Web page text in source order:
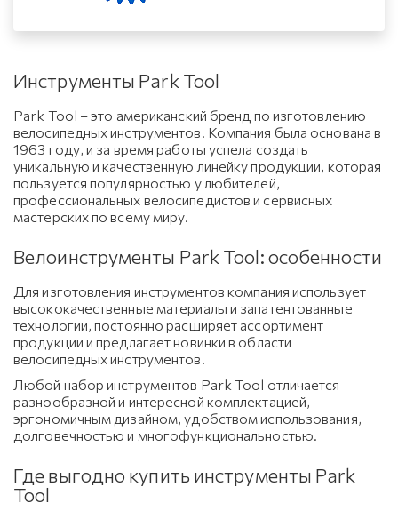
Инструменты Park Tool
Park Tool – это американский бренд по изготовлению
велосипедных инструментов. Компания была основана в
1963 году, и за время работы успела создать
уникальную и качественную линейку продукции, которая
пользуется популярностью у любителей,
профессиональных велосипедистов и сервисных
мастерских по всему миру.
Велоинструменты Park Tool: особенности
Для изготовления инструментов компания использует
высококачественные материалы и запатентованные
технологии, постоянно расширяет ассортимент
продукции и предлагает новинки в области
велосипедных инструментов.
Любой набор инструментов Park Tool отличается
разнообразной и интересной комплектацией,
эргономичным дизайном, удобством использования,
долговечностью и многофункциональностью.
Где выгодно купить инструменты Park
Tool